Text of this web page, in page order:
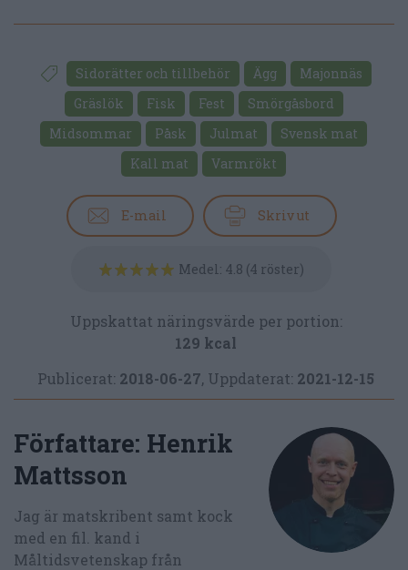
Sidorätter och tillbehör Ägg
Majonnäs
Gräslök
Fisk Fest
Smörgåsbord
Midsommar
Påsk Julmat
Svensk mat
Kall mat
Varmrökt
E-mail Skriv ut
Medel: 4.8 (4 röster)
Uppskattat näringsvärde per portion:
129 kcal
Publicerat: 2018-06-27, Uppdaterat: 2021-12-15
Författare: Henrik
Mattsson
Jag är matskribent samt kock
med en fil. kand i
Måltidsvetenskap från